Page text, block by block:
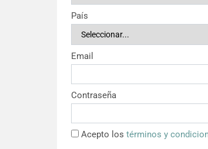
País
Email
Contraseña
Acepto los términos y